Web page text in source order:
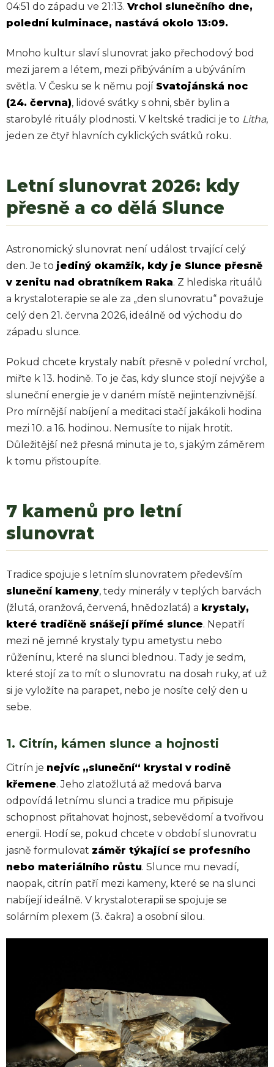
04:51 do západu ve 21:13. Vrchol slunečního dne,
polední kulminace, nastává okolo 13:09.
Mnoho kultur slaví slunovrat jako přechodový bod
mezi jarem a létem, mezi přibýváním a ubýváním
světla. V Česku se k němu pojí Svatojánská noc
(24. června), lidové svátky s ohni, sběr bylin a
starobylé rituály plodnosti. V keltské tradici je to Litha,
jeden ze čtyř hlavních cyklických svátků roku.
Letní slunovrat 2026: kdy
přesně a co dělá Slunce
Astronomický slunovrat není událost trvající celý
den. Je to jediný okamžik, kdy je Slunce přesně
v zenitu nad obratníkem Raka. Z hlediska rituálů
a krystaloterapie se ale za „den slunovratu“ považuje
celý den 21. června 2026, ideálně od východu do
západu slunce.
Pokud chcete krystaly nabít přesně v polední vrchol,
miřte k 13. hodině. To je čas, kdy slunce stojí nejvýše a
sluneční energie je v daném místě nejintenzivnější.
Pro mírnější nabíjení a meditaci stačí jakákoli hodina
mezi 10. a 16. hodinou. Nemusíte to nijak hrotit.
Důležitější než přesná minuta je to, s jakým záměrem
k tomu přistoupíte.
7 kamenů pro letní
slunovrat
Tradice spojuje s letním slunovratem především
sluneční kameny, tedy minerály v teplých barvách
(žlutá, oranžová, červená, hnědozlatá) a krystaly,
které tradičně snášejí přímé slunce. Nepatří
mezi ně jemné krystaly typu ametystu nebo
růženínu, které na slunci blednou. Tady je sedm,
které stojí za to mít o slunovratu na dosah ruky, ať už
si je vyložíte na parapet, nebo je nosíte celý den u
sebe.
1. Citrín, kámen slunce a hojnosti
Citrín je nejvíc „sluneční“ krystal v rodině
křemene. Jeho zlatožlutá až medová barva
odpovídá letnímu slunci a tradice mu připisuje
schopnost přitahovat hojnost, sebevědomí a tvořivou
energii. Hodí se, pokud chcete v období slunovratu
jasně formulovat záměr týkající se profesního
nebo materiálního růstu. Slunce mu nevadí,
naopak, citrín patří mezi kameny, které se na slunci
nabíjejí ideálně. V krystaloterapii se spojuje se
solárním plexem (3. čakra) a osobní silou.